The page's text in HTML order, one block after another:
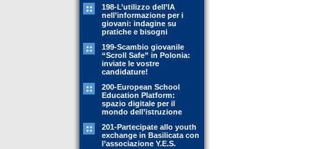
198-L’utilizzo dell’IA
nell’informazione per i
giovani: indagine su
pratiche e bisogni
199-Scambio giovanile
“Scroll Safe” in Polonia:
inviate le vostre
candidature!
200-European School
Education Platform:
spazio digitale per il
mondo dell’istruzione
201-Partecipate allo youth
exchange in Basilicata con
l’associazione Y.E.S.